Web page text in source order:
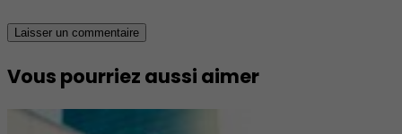
Vous pourriez aussi aimer